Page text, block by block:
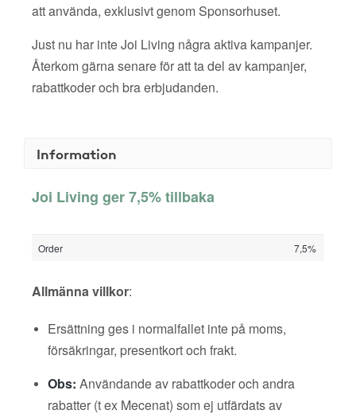
att använda, exklusivt genom Sponsorhuset.
Just nu har inte Joi Living några aktiva kampanjer.
Återkom gärna senare för att ta del av kampanjer,
rabattkoder och bra erbjudanden.
Information
Joi Living ger 7,5% tillbaka
Order 7,5%
Allmänna villkor:
Ersättning ges i normalfallet inte på moms,
försäkringar, presentkort och frakt.
Obs: Användande av rabattkoder och andra
rabatter (t ex Mecenat) som ej utfärdats av